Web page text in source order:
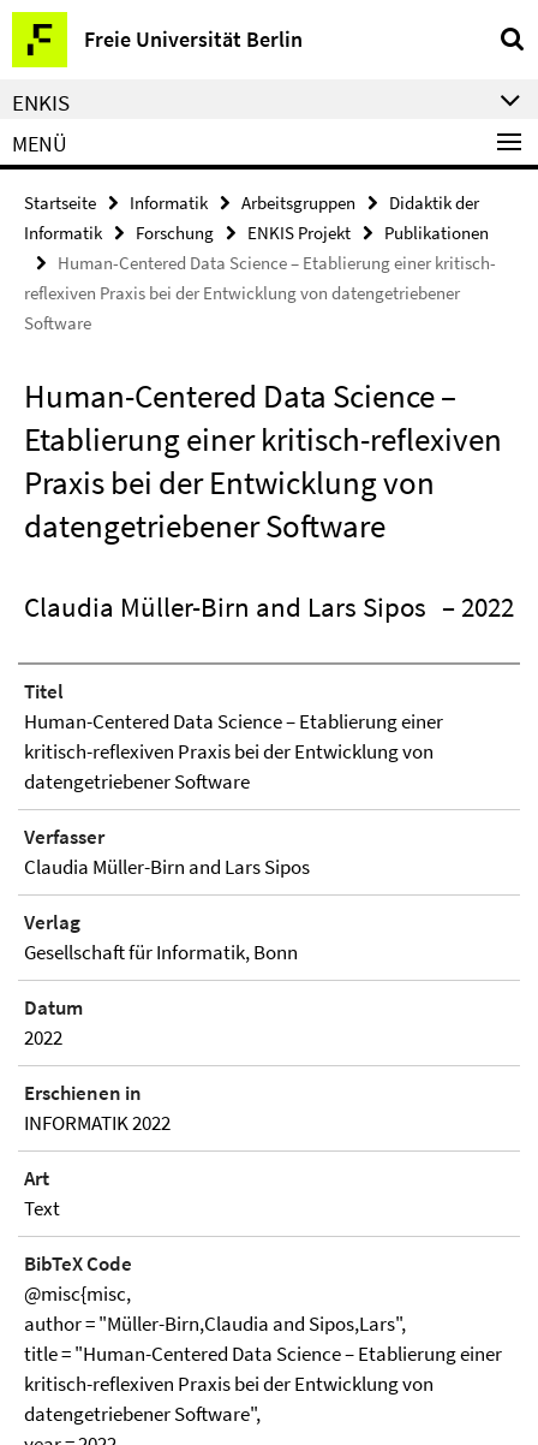
Springe
direkt
zu
Inhalt
Freie Universität Berlin
Service-
Navigation
ENKIS
MENÜ
Startseite Informatik Arbeitsgruppen
Didaktik der
Informatik
Forschung ENKIS Projekt
Publikationen
Human-Centered Data Science – Etablierung einer kritisch-
reflexiven Praxis bei der Entwicklung von datengetriebener
Software
Human-Centered Data Science –
Etablierung einer kritisch-reflexiven
Praxis bei der Entwicklung von
datengetriebener Software
Claudia Müller-Birn and Lars Sipos – 2022
Titel
Human-Centered Data Science – Etablierung einer
kritisch-reflexiven Praxis bei der Entwicklung von
datengetriebener Software
Verfasser
Claudia Müller-Birn and Lars Sipos
Verlag
Gesellschaft für Informatik, Bonn
Datum
2022
Erschienen in
INFORMATIK 2022
Art
Text
BibTeX Code
@misc{misc,
author = "Müller-Birn,Claudia and Sipos,Lars",
title = "Human-Centered Data Science – Etablierung einer
kritisch-reflexiven Praxis bei der Entwicklung von
datengetriebener Software",